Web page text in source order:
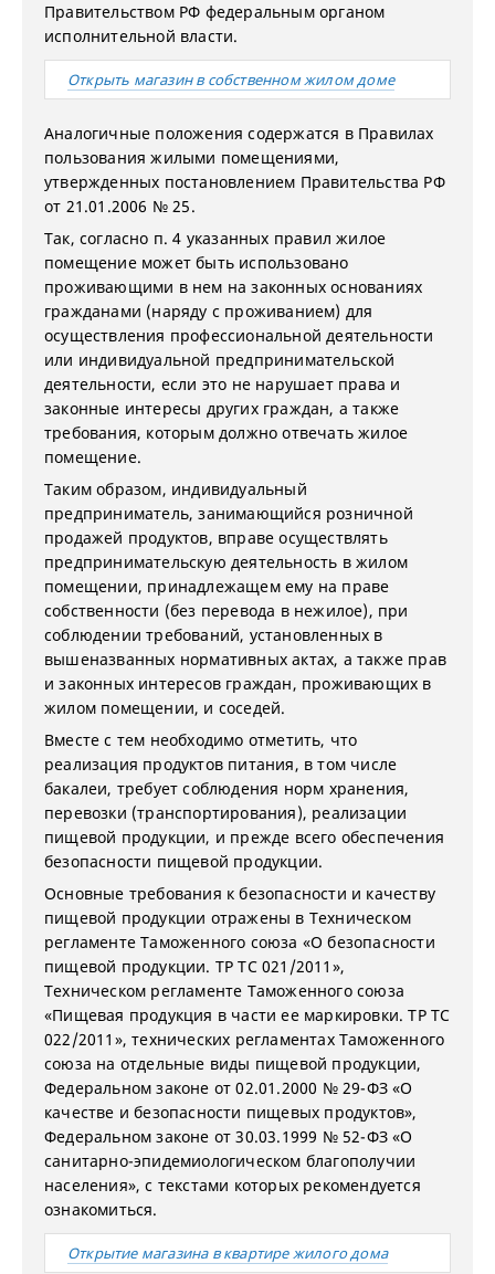
Правительством РФ федеральным органом
исполнительной власти.
Открыть магазин в собственном жилом доме
Аналогичные положения содержатся в Правилах
пользования жилыми помещениями,
утвержденных постановлением Правительства РФ
от 21.01.2006 № 25.
Так, согласно п. 4 указанных правил жилое
помещение может быть использовано
проживающими в нем на законных основаниях
гражданами (наряду с проживанием) для
осуществления профессиональной деятельности
или индивидуальной предпринимательской
деятельности, если это не нарушает права и
законные интересы других граждан, а также
требования, которым должно отвечать жилое
помещение.
Таким образом, индивидуальный
предприниматель, занимающийся розничной
продажей продуктов, вправе осуществлять
предпринимательскую деятельность в жилом
помещении, принадлежащем ему на праве
собственности (без перевода в нежилое), при
соблюдении требований, установленных в
вышеназванных нормативных актах, а также прав
и законных интересов граждан, проживающих в
жилом помещении, и соседей.
Вместе с тем необходимо отметить, что
реализация продуктов питания, в том числе
бакалеи, требует соблюдения норм хранения,
перевозки (транспортирования), реализации
пищевой продукции, и прежде всего обеспечения
безопасности пищевой продукции.
Основные требования к безопасности и качеству
пищевой продукции отражены в Техническом
регламенте Таможенного союза «О безопасности
пищевой продукции. ТР ТС 021/2011»,
Техническом регламенте Таможенного союза
«Пищевая продукция в части ее маркировки. ТР ТС
022/2011», технических регламентах Таможенного
союза на отдельные виды пищевой продукции,
Федеральном законе от 02.01.2000 № 29-ФЗ «О
качестве и безопасности пищевых продуктов»,
Федеральном законе от 30.03.1999 № 52-ФЗ «О
санитарно-эпидемиологическом благополучии
населения», с текстами которых рекомендуется
ознакомиться.
Открытие магазина в квартире жилого дома